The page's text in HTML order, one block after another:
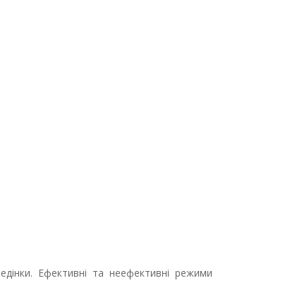
Ефективні та неефективні режими